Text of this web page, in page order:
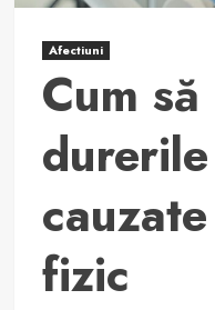
Afectiuni
Cum
fizic